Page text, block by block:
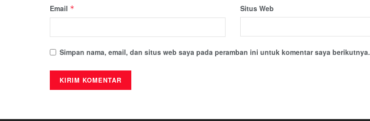
Email * Situs Web
Simpan nama, email, dan situs web saya pada peramban ini untuk komentar saya berikutnya.